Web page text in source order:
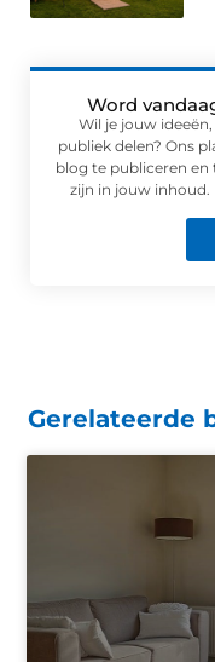
Word
Wil je jouw
publiek delen? Ons
blog te publiceren en
zijn in jouw inhoud.
Gerelateerde